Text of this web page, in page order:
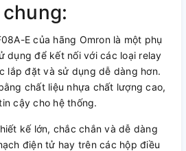
E của hãng Omron là một phụ
dụng để kết nối với các loại relay
lắp đặt và sử dụng dễ dàng hơn.
chất liệu nhựa chất lượng cao,
cậy cho hệ thống.
kế lớn, chắc chắn và dễ dàng
điện tử hay trên các hộp điều